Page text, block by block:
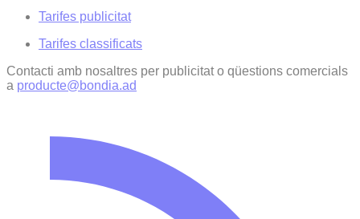
Tarifes publicitat
Tarifes classificats
Contacti amb nosaltres per publicitat o qüestions comercials
a producte@bondia.ad